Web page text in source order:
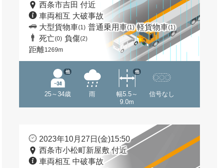
西条市吉田 付近
車両相互 大破事故
大型貨物車(1) 普通乗用車(1) 軽貨物車(1)
死亡(0) 負傷(2)
距離1269m
25～34歳
他
雨
幅5.5～
9.0m
他
信号なし
2023年10月27日(金)15:50
西条市小松町新屋敷 付近
車両相互 中破事故